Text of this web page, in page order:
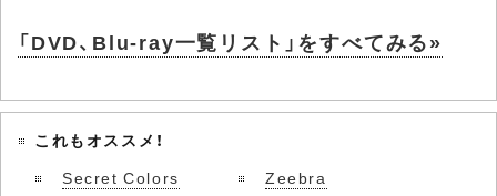
「DVD、Blu-ray一覧リスト」をすべてみる»
これもオススメ！
Secret Colors
Zeebra